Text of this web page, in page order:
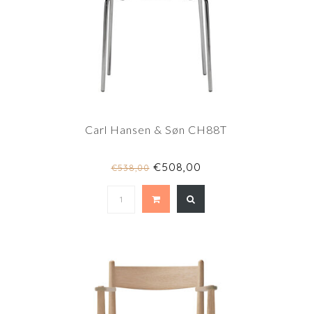
Carl Hansen & Søn CH88T
€538,00€508,00